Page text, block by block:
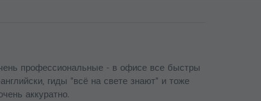
профессиональные - в офисе все быстры
гиды "всё на свете знают" и тоже
аккуратно.